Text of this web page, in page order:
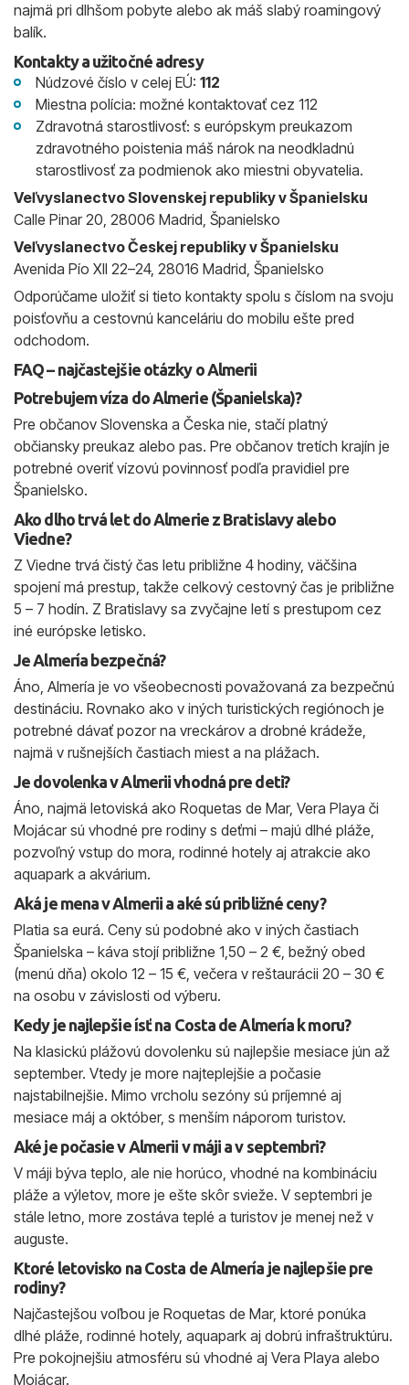
najmä pri dlhšom pobyte alebo ak máš slabý roamingový
balík.
Kontakty a užitočné adresy
Núdzové číslo v celej EÚ: 112
Miestna polícia: možné kontaktovať cez 112
Zdravotná starostlivosť: s európskym preukazom
zdravotného poistenia máš nárok na neodkladnú
starostlivosť za podmienok ako miestni obyvatelia.
Veľvyslanectvo Slovenskej republiky v Španielsku
Calle Pinar 20, 28006 Madrid, Španielsko
Veľvyslanectvo Českej republiky v Španielsku
Avenida Pío XII 22–24, 28016 Madrid, Španielsko
Odporúčame uložiť si tieto kontakty spolu s číslom na svoju
poisťovňu a cestovnú kanceláriu do mobilu ešte pred
odchodom.
FAQ – najčastejšie otázky o Almerii
Potrebujem víza do Almerie (Španielska)?
Pre občanov Slovenska a Česka nie, stačí platný
občiansky preukaz alebo pas. Pre občanov tretích krajín je
potrebné overiť vízovú povinnosť podľa pravidiel pre
Španielsko.
Ako dlho trvá let do Almerie z Bratislavy alebo
Viedne?
Z Viedne trvá čistý čas letu približne 4 hodiny, väčšina
spojení má prestup, takže celkový cestovný čas je približne
5 – 7 hodín. Z Bratislavy sa zvyčajne letí s prestupom cez
iné európske letisko.
Je Almería bezpečná?
Áno, Almería je vo všeobecnosti považovaná za bezpečnú
destináciu. Rovnako ako v iných turistických regiónoch je
potrebné dávať pozor na vreckárov a drobné krádeže,
najmä v rušnejších častiach miest a na plážach.
Je dovolenka v Almerii vhodná pre deti?
Áno, najmä letoviská ako Roquetas de Mar, Vera Playa či
Mojácar sú vhodné pre rodiny s deťmi – majú dlhé pláže,
pozvoľný vstup do mora, rodinné hotely aj atrakcie ako
aquapark a akvárium.
Aká je mena v Almerii a aké sú približné ceny?
Platia sa eurá. Ceny sú podobné ako v iných častiach
Španielska – káva stojí približne 1,50 – 2 €, bežný obed
(menú dňa) okolo 12 – 15 €, večera v reštaurácii 20 – 30 €
na osobu v závislosti od výberu.
Kedy je najlepšie ísť na Costa de Almería k moru?
Na klasickú plážovú dovolenku sú najlepšie mesiace jún až
september. Vtedy je more najteplejšie a počasie
najstabilnejšie. Mimo vrcholu sezóny sú príjemné aj
mesiace máj a október, s menším náporom turistov.
Aké je počasie v Almerii v máji a v septembri?
V máji býva teplo, ale nie horúco, vhodné na kombináciu
pláže a výletov, more je ešte skôr svieže. V septembri je
stále letno, more zostáva teplé a turistov je menej než v
auguste.
Ktoré letovisko na Costa de Almería je najlepšie pre
rodiny?
Najčastejšou voľbou je Roquetas de Mar, ktoré ponúka
dlhé pláže, rodinné hotely, aquapark aj dobrú infraštruktúru.
Pre pokojnejšiu atmosféru sú vhodné aj Vera Playa alebo
Mojácar.